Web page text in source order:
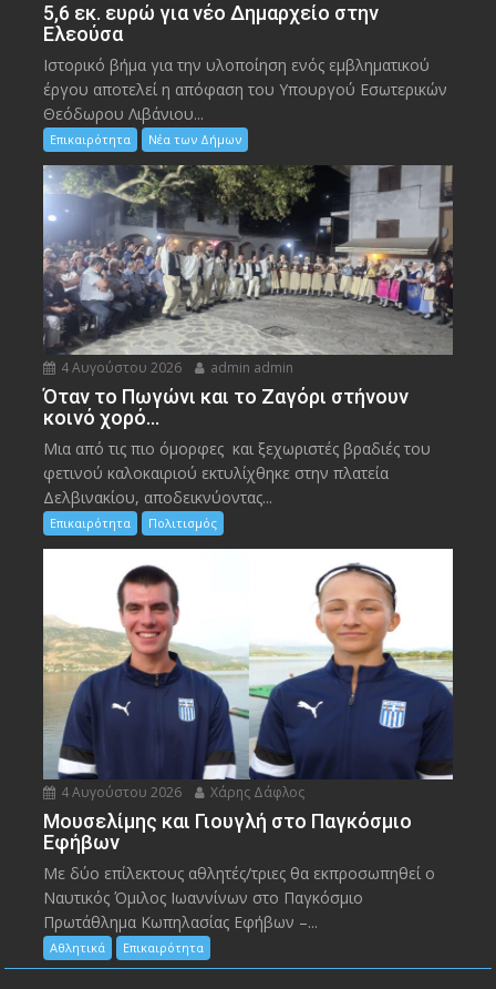
5,6 εκ. ευρώ για νέο Δημαρχείο στην
Ελεούσα
Ιστορικό βήμα για την υλοποίηση ενός εμβληματικού
έργου αποτελεί η απόφαση του Υπουργού Εσωτερικών
Θεόδωρου Λιβάνιου...
Επικαιρότητα Νέα των Δήμων
4 Αυγούστου 2026 admin admin
Όταν το Πωγώνι και το Ζαγόρι στήνουν
κοινό χορό…
Μια από τις πιο όμορφες και ξεχωριστές βραδιές του
φετινού καλοκαιριού εκτυλίχθηκε στην πλατεία
Δελβινακίου, αποδεικνύοντας...
Επικαιρότητα Πολιτισμός
4 Αυγούστου 2026 Χάρης Δάφλος
Μουσελίμης και Γιουγλή στο Παγκόσμιο
Εφήβων
Mε δύο επίλεκτους αθλητές/τριες θα εκπροσωπηθεί ο
Ναυτικός Όμιλος Ιωαννίνων στο Παγκόσμιο
Πρωτάθλημα Κωπηλασίας Εφήβων –...
Αθλητικά Επικαιρότητα